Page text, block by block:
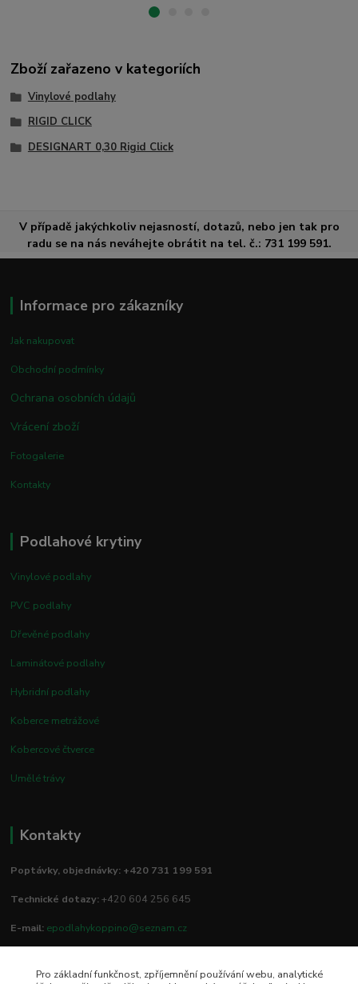
Zboží zařazeno v kategoriích
Vinylové podlahy
RIGID CLICK
DESIGNART 0,30 Rigid Click
V případě jakýchkoliv nejasností, dotazů, nebo jen tak pro
radu se na nás neváhejte obrátit na tel. č.: 731 199 591.
Informace pro zákazníky
Jak nakupovat
Obchodní podmínky
Ochrana osobních údajů
Vrácení zboží
Fotogalerie
Kontakty
Podlahové krytiny
Vinylové podlahy
PVC podlahy
Dřevěné podlahy
Laminátové podlahy
Hybridní podlahy
Koberce metrážové
Kobercové čtverce
Umělé trávy
Kontakty
Poptávky, objednávky: +420 731 199 591
Technické dotazy:+420 604 256 645
E-mail: epodlahykoppino@seznam.cz
Pro základní funkčnost, zpříjemnění používání webu, analytické